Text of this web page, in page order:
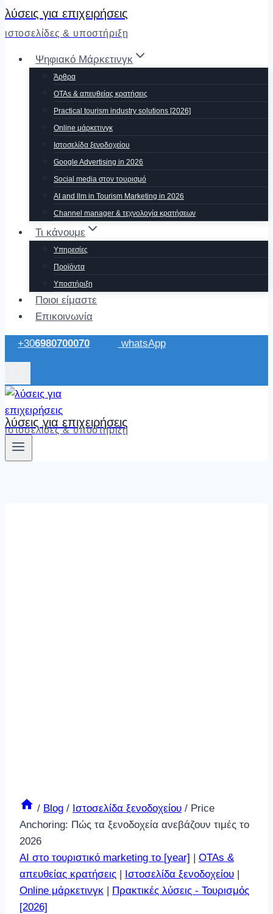
λύσεις για επιχειρήσεις
ιστοσελίδες & υποστήριξη
Ψηφιακό Μάρκετινγκ
Άρθρα
OTAs & απευθείας κρατήσεις
Practical tourism industry solutions [2026]
Οnline μάρκετινγκ
Ιστοσελίδα ξενοδοχείου
Google Advertising in 2026
Social media στον τουρισμό
AI and llm in Tourism Marketing in 2026
Channel manager & τεχνολογία κρατήσεων
Τι κάνουμε
Υπηρεσίες
Προϊόντα
Υποστήριξη
Ποιοι είμαστε
Επικοινωνία
+306980700070 whatsApp
λύσεις για επιχειρήσεις
ιστοσελίδες & υποστήριξη
/ Blog / Ιστοσελίδα ξενοδοχείου / Price
Anchoring: Πώς τα ξενοδοχεία ανεβάζουν τιμές το
2026
AI στο τουριστικό marketing το [year]
OTAs &
απευθείας κρατήσεις
Ιστοσελίδα ξενοδοχείου
Οnline μάρκετινγκ
Πρακτικές λύσεις - Τουρισμός
[2026]